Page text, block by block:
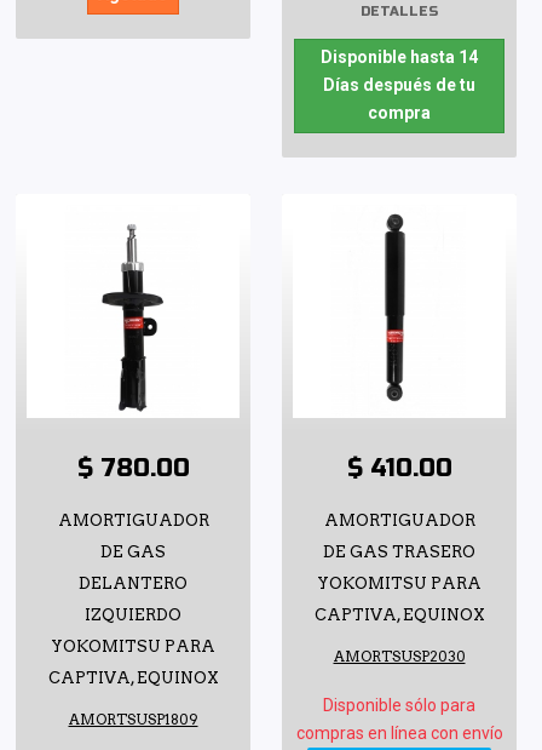
DETALLES
Disponible hasta 14
Días después de tu
compra
$ 780.00
AMORTIGUADOR
DE GAS
DELANTERO
IZQUIERDO
YOKOMITSU PARA
CAPTIVA, EQUINOX
AMORTSUSP1809
$ 410.00
AMORTIGUADOR
DE GAS TRASERO
YOKOMITSU PARA
CAPTIVA, EQUINOX
AMORTSUSP2030
Disponible sólo para
compras en línea con envío